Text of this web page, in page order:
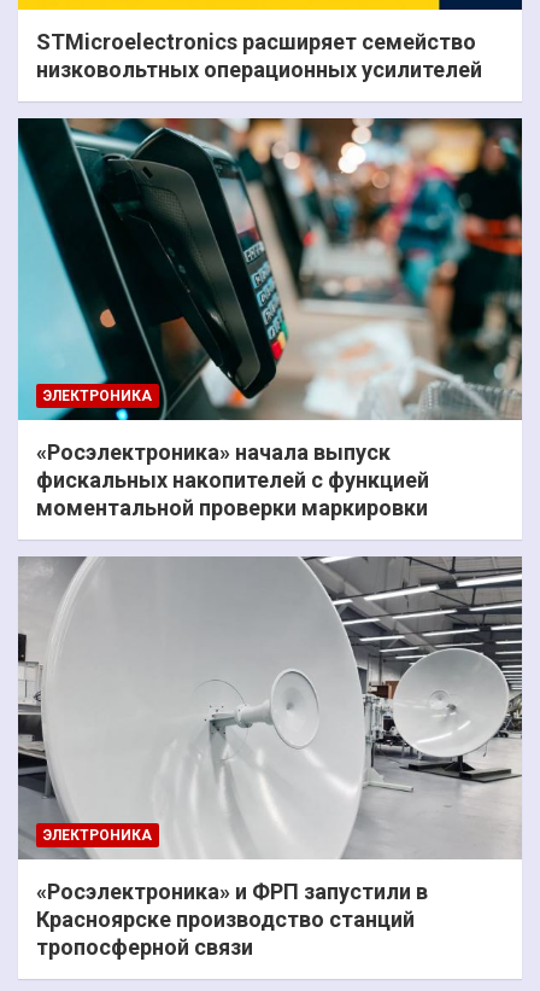
STMicroelectronics расширяет семейство
низковольтных операционных усилителей
ЭЛЕКТРОНИКА
«Росэлектроника» начала выпуск
фискальных накопителей с функцией
моментальной проверки маркировки
ЭЛЕКТРОНИКА
«Росэлектроника» и ФРП запустили в
Красноярске производство станций
тропосферной связи